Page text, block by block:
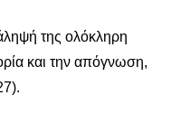
της ολόκληρη
και την απόγνωση,